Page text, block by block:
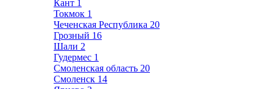
Кант 1
Токмок 1
Чеченская Республика 20
Грозный 16
Шали 2
Гудермес 1
Смоленская область 20
Смоленск 14